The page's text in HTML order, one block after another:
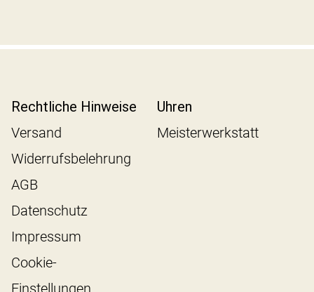
Rechtliche Hinweise
Versand
Widerrufsbelehrung
AGB
Datenschutz
Impressum
Cookie-
Einstellungen
Uhren
Meisterwerkstatt